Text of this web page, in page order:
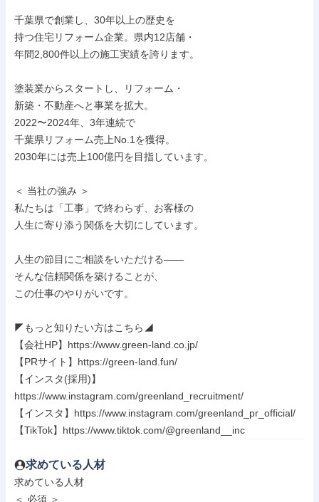
千葉県で創業し、30年以上の歴史を
持つ住宅リフォーム企業。県内12店舗・
年間2,800件以上の施工実績を誇ります。
塗装業からスタートし、リフォーム・
新築・不動産へと事業を拡大。
2022〜2024年、3年連続で
千葉県リフォーム売上No.1を獲得。
2030年には売上100億円を目指しています。
＜ 当社の強み ＞
私たちは「工事」で終わらず、お客様の
人生に寄り添う関係を大切にしています。
人生の節目にご相談をいただける――
そんな信頼関係を築けることが、
この仕事のやりがいです。
◤もっと知りたい方はこちら◢
【会社HP】https://www.green-land.co.jp/
【PRサイト】https://green-land.fun/
【インスタ(採用)】
https://www.instagram.com/greenland_recruitment/
【インスタ】https://www.instagram.com/greenland_pr_official/
【TikTok】https://www.tiktok.com/@greenland__inc
求めている人材
求めている人材
＜ 必須 ＞